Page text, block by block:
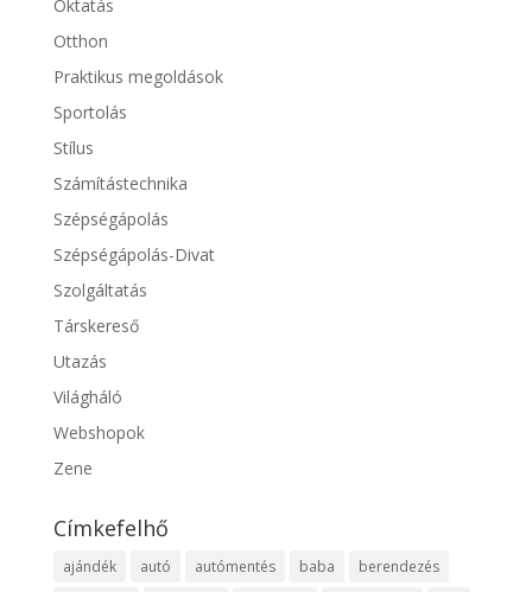
Oktatás
Otthon
Praktikus megoldások
Sportolás
Stílus
Számítástechnika
Szépségápolás
Szépségápolás-Divat
Szolgáltatás
Társkereső
Utazás
Világháló
Webshopok
Zene
Címkefelhő
ajándék autó autómentés baba
berendezés